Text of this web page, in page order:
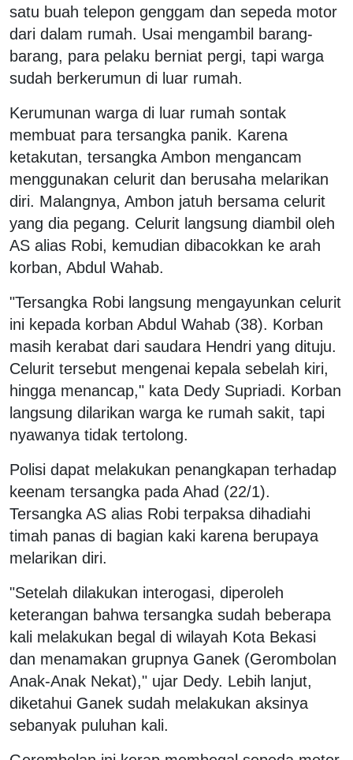
satu buah telepon genggam dan sepeda motor
dari dalam rumah. Usai mengambil barang-
barang, para pelaku berniat pergi, tapi warga
sudah berkerumun di luar rumah.
Kerumunan warga di luar rumah sontak
membuat para tersangka panik. Karena
ketakutan, tersangka Ambon mengancam
menggunakan celurit dan berusaha melarikan
diri. Malangnya, Ambon jatuh bersama celurit
yang dia pegang. Celurit langsung diambil oleh
AS alias Robi, kemudian dibacokkan ke arah
korban, Abdul Wahab.
"Tersangka Robi langsung mengayunkan celurit
ini kepada korban Abdul Wahab (38). Korban
masih kerabat dari saudara Hendri yang dituju.
Celurit tersebut mengenai kepala sebelah kiri,
hingga menancap," kata Dedy Supriadi. Korban
langsung dilarikan warga ke rumah sakit, tapi
nyawanya tidak tertolong.
Polisi dapat melakukan penangkapan terhadap
keenam tersangka pada Ahad (22/1).
Tersangka AS alias Robi terpaksa dihadiahi
timah panas di bagian kaki karena berupaya
melarikan diri.
"Setelah dilakukan interogasi, diperoleh
keterangan bahwa tersangka sudah beberapa
kali melakukan begal di wilayah Kota Bekasi
dan menamakan grupnya Ganek (Gerombolan
Anak-Anak Nekat)," ujar Dedy. Lebih lanjut,
diketahui Ganek sudah melakukan aksinya
sebanyak puluhan kali.